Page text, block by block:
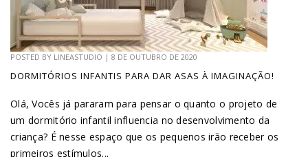
POSTED BY LINEASTUDIO | 8 DE OUTUBRO DE 2020
DORMITÓRIOS INFANTIS PARA DAR ASAS À IMAGINAÇÃO!
Olá, Vocês já pararam para pensar o quanto o projeto de
um dormitório infantil influencia no desenvolvimento da
criança? É nesse espaço que os pequenos irão receber os
primeiros estímulos...